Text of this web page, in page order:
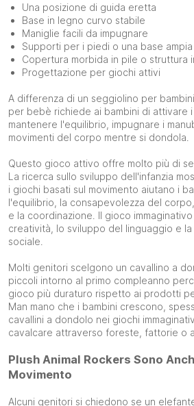
Una posizione di guida eretta
Base in legno curvo stabile
Maniglie facili da impugnare
Supporti per i piedi o una base
Copertura morbida in pile o struttura
Progettazione per giochi attivi
A differenza di un seggiolino per
per bebè richiede ai bambini di attivare i
mantenere l'equilibrio, impugnare i
movimenti del corpo mentre si dondola.
Questo gioco attivo offre molto più di
La ricerca sullo sviluppo dell'infanzia
i giochi basati sul movimento aiutano i
l'equilibrio, la consapevolezza del
e la coordinazione. Il gioco
creatività, lo sviluppo del linguaggio e
sociale.
Molti genitori scelgono un cavallino a
piccoli intorno al primo compleanno
gioco più duraturo rispetto ai prodotti
Man mano che i bambini crescono,
cavallini a dondolo nei giochi
cavalcare attraverso foreste, fattorie o
Plush Animal Rockers Sono
Movimento
Alcuni genitori si chiedono se un